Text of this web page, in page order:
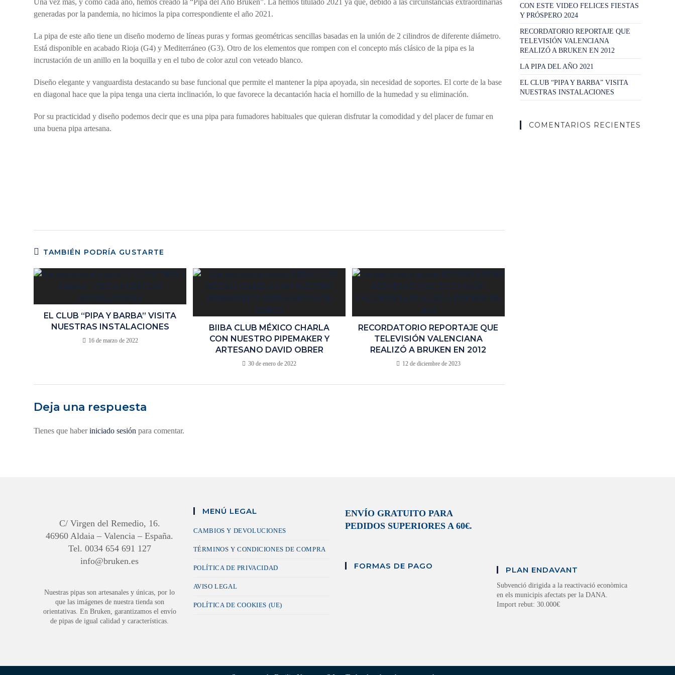
Una vez más, y como cada año, hemos creado la “Pipa del Año Bruken”. La hemos titulado 2021 ya que, debido a las circunstancias extraordinarias
generadas por la pandemia, no hicimos la pipa correspondiente el año 2021.
La pipa de este año tiene un diseño moderno de líneas puras y formas geométricas sencillas basadas en la unión de 2 cilindros de diferente diámetro.
Está disponible en acabado Rioja (G4) y Mediterráneo (G3). Otro de los elementos que rompen con el concepto más clásico de la pipa es la
incrustación de un anillo en la boquilla y en el tubo de color azul con veteado blanco.
Diseño elegante y vanguardista destacando su base funcional que permite el mantener la pipa apoyada, sin necesidad de soportes. El corte de la base
en diagonal hace que la pipa tenga una cierta inclinación, lo que favorece la decantación hacia el hornillo de la humedad y su eliminación.
Por su practicidad y diseño podemos decir que es una pipa para fumadores habituales que quieran disfrutar la comodidad y del placer de fumar en
una buena pipa artesana.
TAMBIÉN PODRÍA GUSTARTE
EL CLUB “PIPA Y BARBA” VISITA
NUESTRAS INSTALACIONES
16 de marzo de 2022
BIIBA CLUB MÉXICO CHARLA
CON NUESTRO PIPEMAKER Y
ARTESANO DAVID OBRER
30 de enero de 2022
RECORDATORIO REPORTAJE QUE
TELEVISIÓN VALENCIANA
REALIZÓ A BRUKEN EN 2012
12 de diciembre de 2023
Deja una respuesta
Tienes que haberiniciado sesión para comentar.
CON ESTE VIDEO FELICES FIESTAS
Y PRÓSPERO 2024
RECORDATORIO REPORTAJE QUE
TELEVISIÓN VALENCIANA
REALIZÓ A BRUKEN EN 2012
LA PIPA DEL AÑO 2021
EL CLUB “PIPA Y BARBA” VISITA
NUESTRAS INSTALACIONES
COMENTARIOS RECIENTES
C/ Virgen del Remedio, 16.
46960 Aldaia – Valencia – España.
Tel. 0034 654 691 127
info@bruken.es
Nuestras pipas son artesanales y únicas, por lo
que las imágenes de nuestra tienda son
orientativas. En Bruken, garantizamos el envío
de pipas de igual calidad y características.
MENÚ LEGAL
CAMBIOS Y DEVOLUCIONES
TÉRMINOS Y CONDICIONES DE COMPRA
POLÍTICA DE PRIVACIDAD
AVISO LEGAL
POLÍTICA DE COOKIES (UE)
ENVÍO GRATUITO PARA
PEDIDOS SUPERIORES A 60€.
FORMAS DE PAGO PLAN ENDAVANT
Subvenció dirigida a la reactivació econòmica
en els municipis afectats per la DANA.
Import rebut: 30.000€